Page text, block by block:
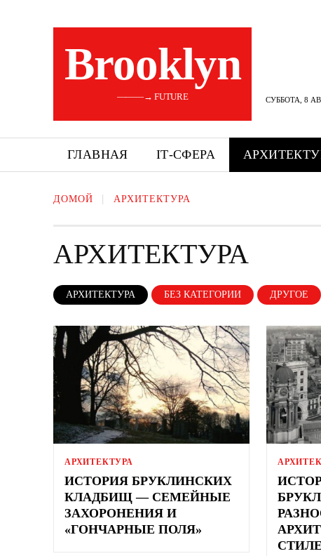
Brooklyn
———→ FUTURE СУББОТА, 8
ГЛАВНАЯ ІТ-СФЕРА
ДОМОЙ АРХИТЕКТУРА
АРХИТЕКТУРА
АРХИТЕКТУРА БЕЗ КАТЕГОРИИ ДРУГОЕ
АРХИТЕКТУРА
ИСТОРИЯ БРУКЛИНСКИХ
КЛАДБИЩ — СЕМЕЙНЫЕ
ЗАХОРОНЕНИЯ И
«ГОНЧАРНЫЕ ПОЛЯ»